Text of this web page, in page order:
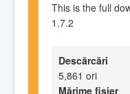
This is the full
1.7.2
Descărcări
5,861 ori
Mărime fișier